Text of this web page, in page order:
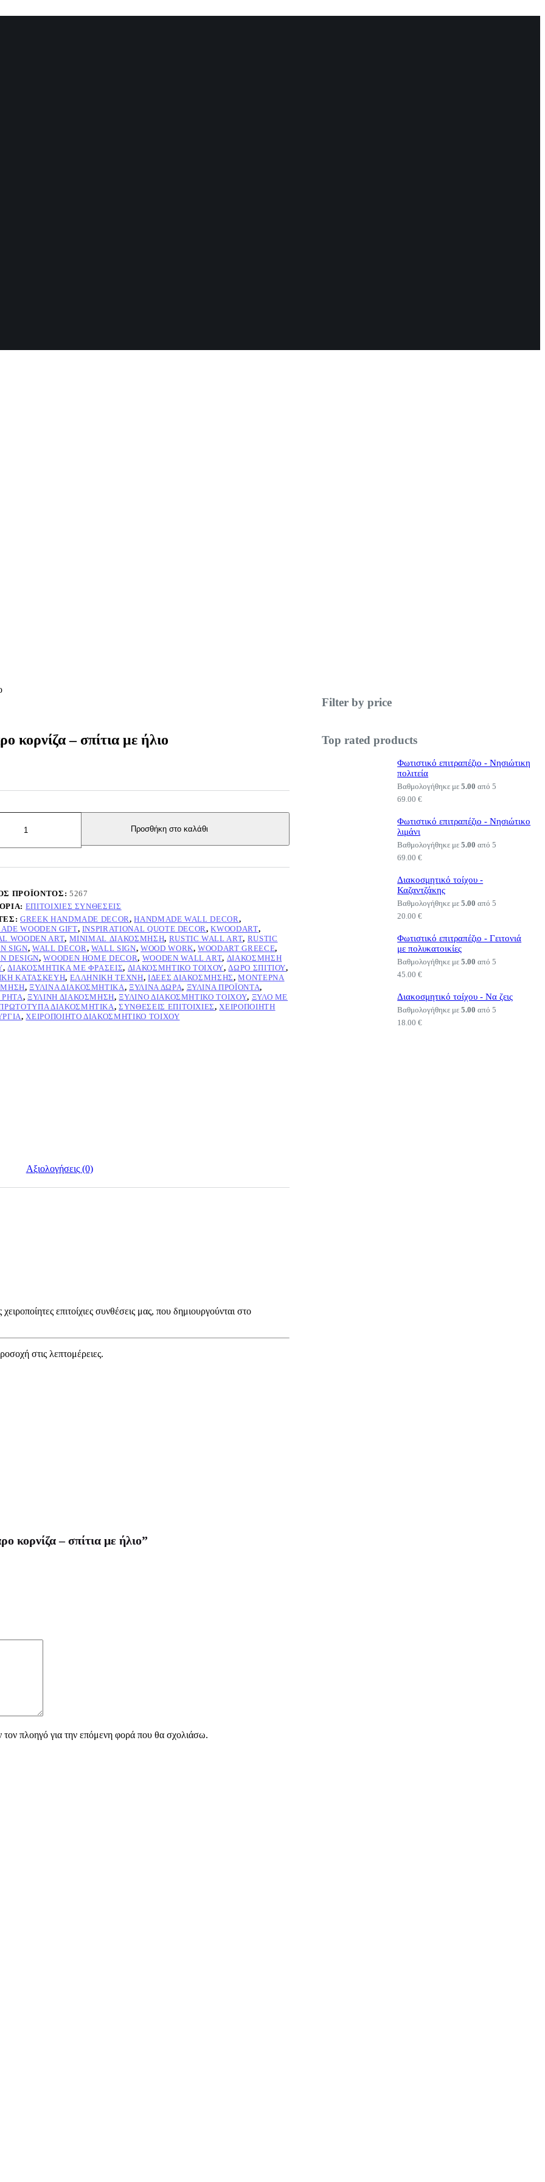
κορνίζα – σπίτια με ήλιο
Προσθήκη στο καλάθι
ΠΡΟΪΌΝΤΟΣ: 5267
ΕΠΙΤΟΊΧΙΕΣ ΣΥΝΘΈΣΕΙΣ
GREEK HANDMADE DECOR,HANDMADE WALL DECOR,
WOODEN GIFT, INSPIRATIONAL QUOTE DECOR,KWOODART,
WOODEN ART, MINIMAL ΔΙΑΚΌΣΜΗΣΗ, RUSTIC WALL ART, RUSTIC
SIGN, WALL DECOR, WALL SIGN, WOOD WORK,WOODART GREECE,
DESIGN,WOODEN HOME DECOR, WOODEN WALL ART, ΔΙΑΚΌΣΜΗΣΗ
,ΔΙΑΚΟΣΜΗΤΙΚΆ ΜΕ ΦΡΆΣΕΙΣ, ΔΙΑΚΟΣΜΗΤΙΚΌ ΤΟΊΧΟΥ,ΔΏΡΟ ΣΠΙΤΙΟΎ,
ΚΑΤΑΣΚΕΥΉ, ΕΛΛΗΝΙΚΉ ΤΈΧΝΗ, ΙΔΈΕΣ ΔΙΑΚΌΣΜΗΣΗΣ,ΜΟΝΤΈΡΝΑ
,ΞΎΛΙΝΑ ΔΙΑΚΟΣΜΗΤΙΚΆ,ΞΎΛΙΝΑ ΔΏΡΑ, ΞΎΛΙΝΑ ΠΡΟΪΌΝΤΑ,
ΡΗΤΆ, ΞΎΛΙΝΗ ΔΙΑΚΌΣΜΗΣΗ,ΞΎΛΙΝΟ ΔΙΑΚΟΣΜΗΤΙΚΌ ΤΟΊΧΟΥ, ΞΎΛΟ ΜΕ
ΔΙΑΚΟΣΜΗΤΙΚΆ,ΣΥΝΘΈΣΕΙΣ ΕΠΙΤΟΊΧΙΕΣ, ΧΕΙΡΟΠΟΊΗΤΗ
, ΧΕΙΡΟΠΟΊΗΤΟ ΔΙΑΚΟΣΜΗΤΙΚΌ ΤΟΊΧΟΥ
Αξιολογήσεις (0)
επιτοίχιες συνθέσεις μας, που δημιουργούνται στο
στις λεπτομέρειες.
κορνίζα – σπίτια με ήλιο”
πλοηγό για την επόμενη φορά που θα σχολιάσω.
Filter by price
Top rated products
Φωτιστικό επιτραπέζιο - Νησιώτικη
πολιτεία
Βαθμολογήθηκε με5.00 από 5
69.00€
Φωτιστικό επιτραπέζιο - Νησιώτικο
λιμάνι
Βαθμολογήθηκε με5.00 από 5
69.00€
Διακοσμητικό τοίχου -
Καζαντζάκης
Βαθμολογήθηκε με5.00 από 5
20.00€
Φωτιστικό επιτραπέζιο - Γειτονιά
με πολυκατοικίες
Βαθμολογήθηκε με5.00 από 5
45.00€
Διακοσμητικό τοίχου - Να ζεις
Βαθμολογήθηκε με5.00 από 5
18.00€